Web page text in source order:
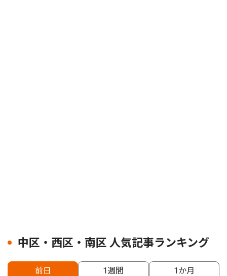
中区・西区・南区 人気記事ランキング
前日 1週間 1か月